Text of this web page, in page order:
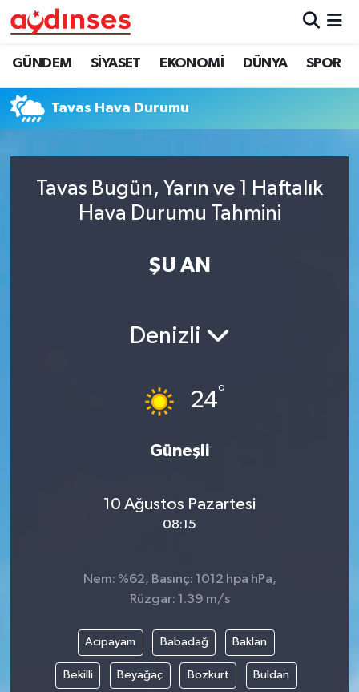
GÜNDEM SİYASET EKONOMİ DÜNYA SPOR
Tavas Hava Durumu
Tavas Bugün, Yarın ve 1 Haftalık
Hava Durumu Tahmini
ŞU AN
Denizli
24°
Güneşli
10 Ağustos Pazartesi
08:15
Nem: %62, Basınç: 1012 hpa hPa,
Rüzgar: 1.39 m/s
Acıpayam Babadağ Baklan
Bekilli Beyağaç Bozkurt Buldan
GÜNDEM
SİYASET
DÜNYA
SPOR
Nöbetçi Eczaneler
Hava Durumu
Trafik Durumu
Süper Lig Puan Durumu ve Fikstür